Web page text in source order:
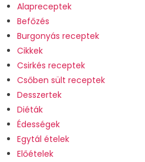
Alapreceptek
Befőzés
Burgonyás receptek
Cikkek
Csirkés receptek
Csőben sült receptek
Desszertek
Diéták
Édességek
Egytál ételek
Előételek